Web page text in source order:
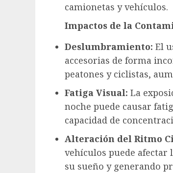
camionetas y vehículos.
Impactos de la
Deslumbramiento: El
accesorias de forma
peatones y ciclistas,
Fatiga Visual: La
noche puede causar
capacidad de
Alteración del Ritmo
vehículos puede afectar
su sueño y generando